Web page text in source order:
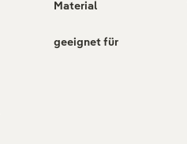
Material
geeignet für